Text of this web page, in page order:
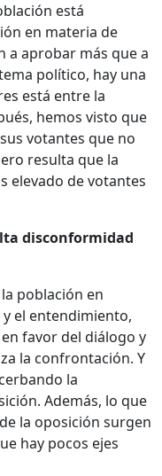
está
en materia de
a aprobar más que a
político, hay una
está entre la
hemos visto que
votantes que no
resulta que la
elevado de votantes
disconformidad
población en
el entendimiento,
favor del diálogo y
la confrontación. Y
la
Además, lo que
la oposición surgen
hay pocos ejes